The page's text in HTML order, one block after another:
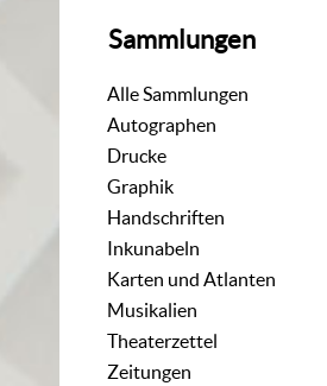
Sammlungen
Alle Sammlungen
Autographen
Drucke
Graphik
Handschriften
Inkunabeln
Karten und Atlanten
Musikalien
Theaterzettel
Zeitungen